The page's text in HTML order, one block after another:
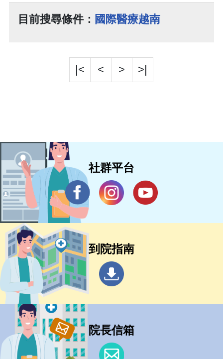
目前搜尋條件： 國際醫療越南
|< < > >|
社群平台
到院指南
院長信箱